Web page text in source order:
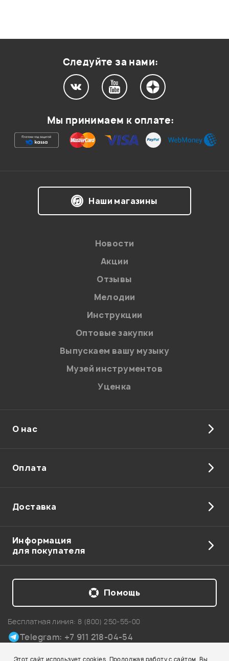
Этот сайт использует cookies. Продолжая работу с сайтом, Вы
Следуйте за нами:
Мы принимаем к оплате:
Наши магазины
Новости
Акции
Отзывы
Мелодии
Инструкции
Оптовые закупки
Выпускаем вашу музыку
Музей инструментов
Уценка
О нас
Оплата
Доставка
Информация
для покупателя
Бесплатная линия: 8 (800) 250-55-00
Telegram: +7 911 218-04-54
Помощь